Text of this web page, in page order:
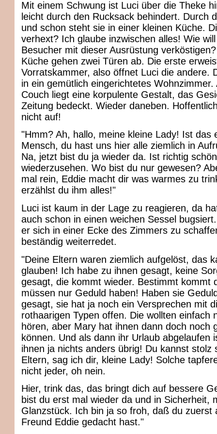
Mit einem Schwung ist Luci über die Theke
leicht durch den Rucksack behindert. Durch
und schon steht sie in einer kleinen Küche.
verhext? Ich glaube inzwischen alles! Wie
Besucher mit dieser Ausrüstung
Küche gehen zwei Türen ab. Die erste
Vorratskammer, also öffnet Luci die andere.
in ein gemütlich eingerichtetes Wohnzimmer.
Couch liegt eine korpulente Gestalt, das
Zeitung bedeckt. Wieder daneben.
nicht auf!
"Hmm? Ah, hallo, meine kleine Lady! Ist das
Mensch, du hast uns hier alle ziemlich in
Na, jetzt bist du ja wieder da. Ist richtig
wiederzusehen. Wo bist du nur gewesen?
mal rein, Eddie macht dir was warmes zu
erzählst du ihm alles!"
Luci ist kaum in der Lage zu reagieren, da
auch schon in einen weichen Sessel
er sich in einer Ecke des Zimmers zu
beständig weiterredet.
"Deine Eltern waren ziemlich aufgelöst, das
glauben! Ich habe zu ihnen gesagt, keine
gesagt, die kommt wieder. Bestimmt kommt
müssen nur Geduld haben! Haben sie
gesagt, sie hat ja noch ein Versprechen mit
rothaarigen Typen offen. Die wollten einfach
hören, aber Mary hat ihnen dann doch noch
können. Und als dann ihr Urlaub abgelaufen
ihnen ja nichts anders übrig! Du kannst stolz
Eltern, sag ich dir, kleine Lady! Solche
nicht jeder, oh nein.
Hier, trink das, das bringt dich auf bessere
bist du erst mal wieder da und in Sicherheit,
Glanzstück. Ich bin ja so froh, daß du zuerst
Freund Eddie gedacht hast."